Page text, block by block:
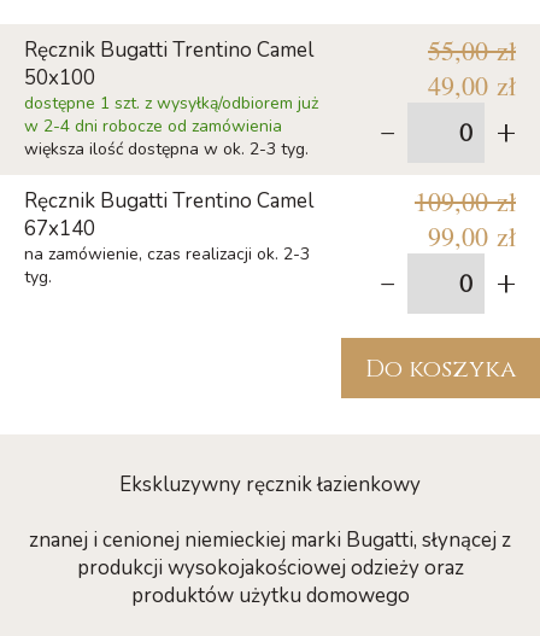
Ręcznik Bugatti Trentino Camel
50x100
dostępne 1 szt. z wysyłką/odbiorem już
w 2-4 dni robocze od zamówienia
większa ilość dostępna w ok. 2-3 tyg.
55,00 zł
49,00 zł
- +
Ręcznik Bugatti Trentino Camel
67x140
na zamówienie, czas realizacji ok. 2-3
tyg.
109,00 zł
99,00 zł
- +
Do koszyka
Ekskluzywny ręcznik łazienkowy
znanej i cenionej niemieckiej marki Bugatti, słynącej z
produkcji wysokojakościowej odzieży oraz
produktów użytku domowego